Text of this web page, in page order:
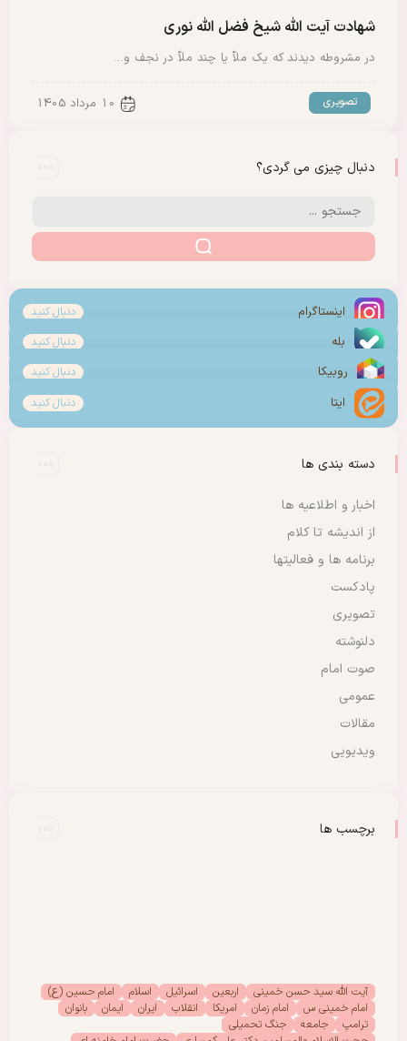
شهادت آیت الله شیخ فضل الله نوری
در مشروطه دیدند که یک ملاّ یا چند ملاّ در نجف و…
تصویری 10 مرداد 1405
دنبال چیزی می گردی؟
اینستاگرام دنبال کنید
بله دنبال کنید
روبیکا دنبال کنید
ایتا دنبال کنید
دسته بندی ها
اخبار و اطلاعیه ها
از اندیشه تا کلام
برنامه ها و فعالیتها
پادکست
تصویری
دلنوشته
صوت امام
عمومی
مقالات
ویدیویی
برچسب ها
آیت الله سید حسن خمینی اربعین اسرائیل اسلام
امام حسین (ع)
امام خمینی س
امام زمان امریکا انقلاب ایران ایمان
بانوان
ترامپ
جامعه
جنگ تحمیلی